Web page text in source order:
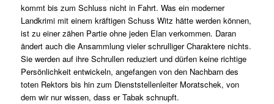
kommt bis zum Schluss nicht in Fahrt. Was ein moderner
Landkrimi mit einem kräftigen Schuss Witz hätte werden können,
ist zu einer zähen Partie ohne jeden Elan verkommen. Daran
ändert auch die Ansammlung vieler schrulliger Charaktere nichts.
Sie werden auf ihre Schrullen reduziert und dürfen keine richtige
Persönlichkeit entwickeln, angefangen von den Nachbarn des
toten Rektors bis hin zum Dienststellenleiter Moratschek, von
dem wir nur wissen, dass er Tabak schnupft.